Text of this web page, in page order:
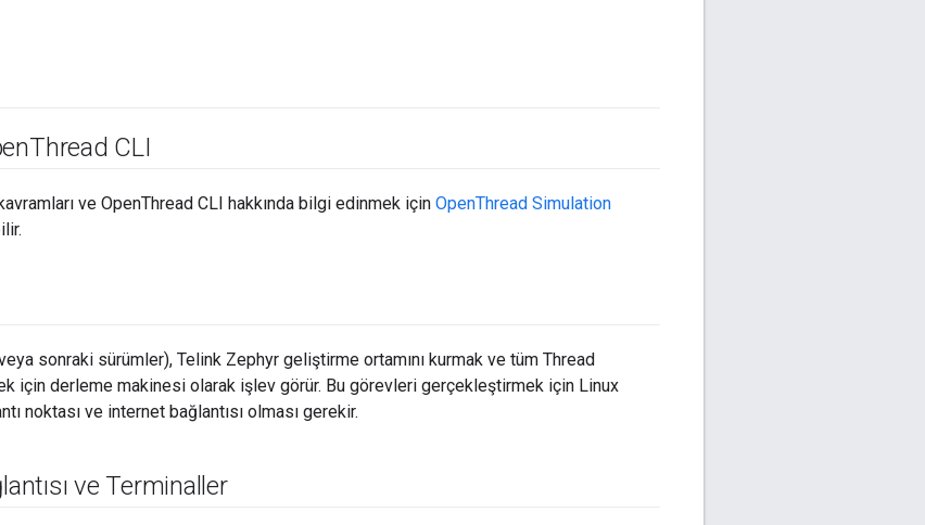
Thread CLI
ve OpenThread CLI hakkında bilgi edinmek için OpenThread Simulation
sonraki sürümler), Telink Zephyr geliştirme ortamını kurmak ve tüm Thread
için derleme makinesi olarak işlev görür. Bu görevleri gerçekleştirmek için Linux
noktası ve internet bağlantısı olması gerekir.
ve Terminaller